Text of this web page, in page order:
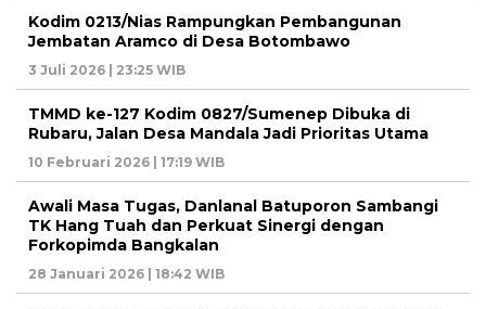
Kodim 0213/Nias Rampungkan Pembangunan
Jembatan Aramco di Desa Botombawo
3 Juli 2026 | 23:25 WIB
TMMD ke-127 Kodim 0827/Sumenep Dibuka di
Rubaru, Jalan Desa Mandala Jadi Prioritas Utama
10 Februari 2026 | 17:19 WIB
Awali Masa Tugas, Danlanal Batuporon Sambangi
TK Hang Tuah dan Perkuat Sinergi dengan
Forkopimda Bangkalan
28 Januari 2026 | 18:42 WIB